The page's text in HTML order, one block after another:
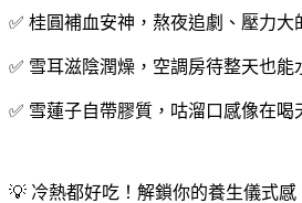
✅ 桂圓補血安神，熬夜追劇、壓力大
✅ 雪耳滋陰潤燥，空調房待整天也能
✅ 雪蓮子自帶膠質，咕溜口感像在喝
💡 冷熱都好吃！解鎖你的養生儀式感